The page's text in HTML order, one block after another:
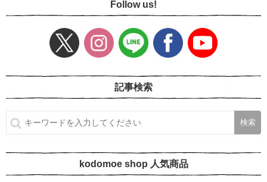
Follow us!
記事検索
kodomoe shop 人気商品